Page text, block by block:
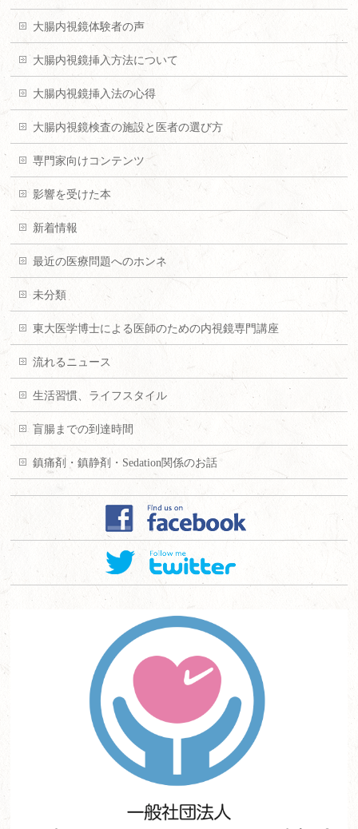
大腸内視鏡体験者の声
大腸内視鏡挿入方法について
大腸内視鏡挿入法の心得
大腸内視鏡検査の施設と医者の選び方
専門家向けコンテンツ
影響を受けた本
新着情報
最近の医療問題へのホンネ
未分類
東大医学博士による医師のための内視鏡専門講座
流れるニュース
生活習慣、ライフスタイル
盲腸までの到達時間
鎮痛剤・鎮静剤・Sedation関係のお話